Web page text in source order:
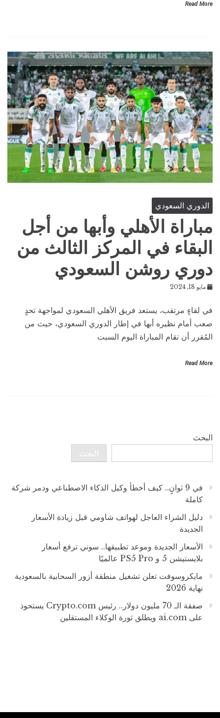
Read More
الدوري السعودي
مباراة الأهلي وأبها من أجل
البقاء في المركز الثالث من
دوري روشن السعودي
مايو 18, 2024
في لقاءٍ مرتقب، يستعد فريق الأهلي السعودي لمواجهة تحدٍ
صعب أمام نظيره أبها في إطار الدوري السعودي، حيث من
المُقرر أن تقام المباراة اليوم السبت
Read More
البحث
البحث
في 9 ثوانٍ.. كيف أخطأ وكيل الذكاء الاصطناعي ودمر شركة
كاملة
دليل الشراء العاجل لهواتف شاومي قبل زيادة الأسعار
الجديدة
الأسعار الجديدة وموعد تطبيقها.. سوني ترفع أسعار
بلايستيشن 5 و PS5 Pro عالميًا
مايكروسوفت تعلن تشغيل منطقة أزور السحابية بالسعودية
نهاية 2026
صفقة الـ 70 مليون دولار.. رئيس Crypto.com يستحوذ
على ai.com ويطلق ثورة الوكلاء المستقلين